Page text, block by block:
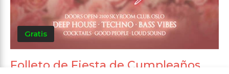
Gratis
Folleto de Fiesta de Cumpleaños